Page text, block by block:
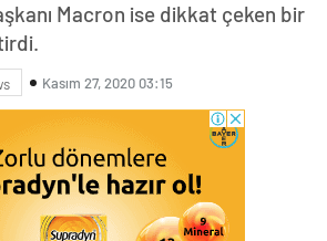
Macron ise dikkat çeken bir
Kasım 27, 2020 03:15